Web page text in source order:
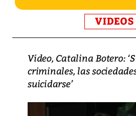
VIDEOS
Video, Catalina Botero:
criminales, las
suicidarse’